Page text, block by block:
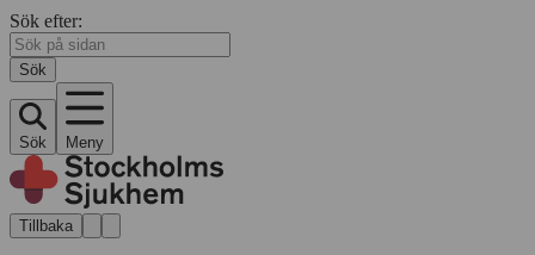
Sök efter:
Sök
Sök Meny
Tillbaka